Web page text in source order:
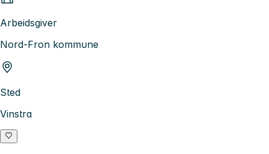
Arbeidsgiver
Nord-Fron kommune
Sted
Vinstra